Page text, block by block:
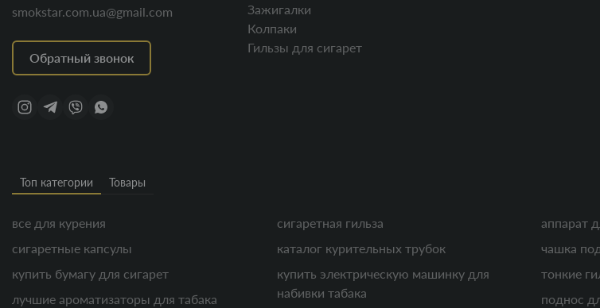
smokstar.com.ua@gmail.com
Обратный звонок
Зажигалки
Колпаки
Гильзы для сигарет
Топ категории Товары
все для курения
сигаретные капсулы
купить бумагу для сигарет
лучшие ароматизаторы для табака
сигаретная гильза
каталог курительных трубок
купить электрическую машинку для
набивки табака
аппарат
чашка
тонкие
поднос